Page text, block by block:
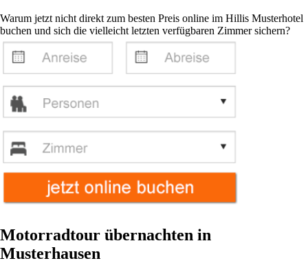
Warum jetzt nicht direkt zum besten Preis online im Hillis Musterhotel
buchen und sich die vielleicht letzten verfügbaren Zimmer sichern?
Motorradtour übernachten in
Musterhausen